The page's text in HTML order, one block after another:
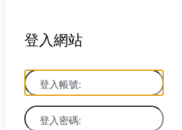
登入網站
登入帳號:
登入密碼: